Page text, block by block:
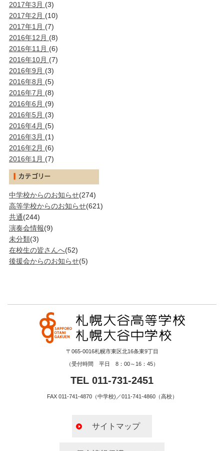
2017年3月 (3)
2017年2月 (10)
2017年1月 (7)
2016年12月 (8)
2016年11月 (6)
2016年10月 (7)
2016年9月 (3)
2016年8月 (5)
2016年7月 (8)
2016年6月 (9)
2016年5月 (3)
2016年4月 (5)
2016年3月 (1)
2016年2月 (6)
2016年1月 (7)
中学校からのお知らせ(274)
高等学校からのお知らせ(621)
共通(244)
演奏会情報(9)
未分類(3)
在校生の皆さんへ(52)
後援会からのお知らせ(5)
〒065-0016札幌市東区北16条東9丁目
（受付時間 平日 8：00～16：45）
TEL 011-731-2451
FAX 011-741-4870（中学校)／011-741-4860（高校）
サイトマップ